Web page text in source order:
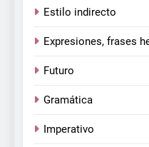
Estilo indirecto
Expresiones, frases
Futuro
Gramática
Imperativo